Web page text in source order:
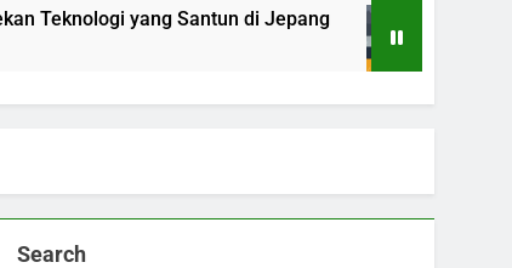
yang Santun di Jepang
Search